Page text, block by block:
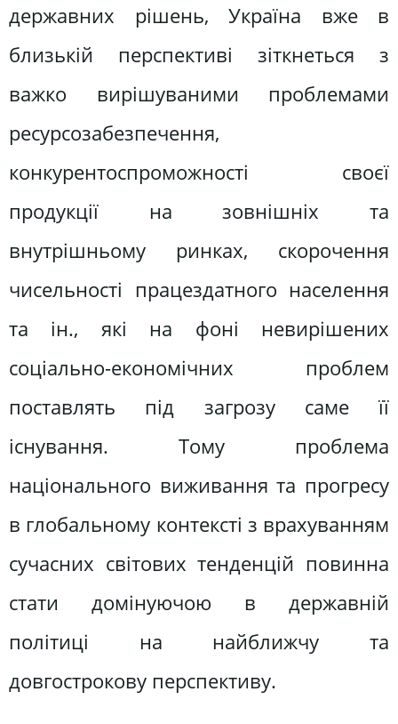
державних рішень, Україна вже в
близькій перспективі зіткнеться з
важко вирішуваними проблемами
ресурсозабезпечення,
конкурентоспроможності своєї
продукції на зовнішніх та
внутрішньому ринках, скорочення
чисельності працездатного населення
та ін., які на фоні невирішених
соціально-економічних проблем
поставлять під загрозу саме її
існування. Тому проблема
національного виживання та прогресу
в глобальному контексті з врахуванням
сучасних світових тенденцій повинна
стати домінуючою в державній
політиці на найближчу та
довгострокову перспективу.